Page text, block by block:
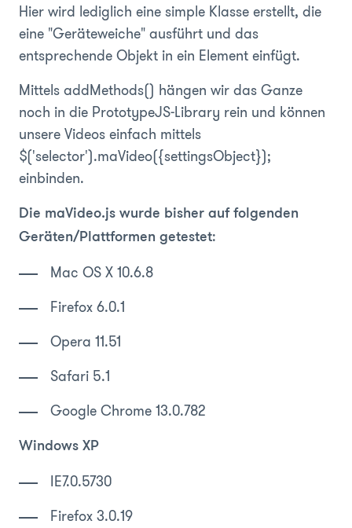
Hier wird lediglich eine simple Klasse erstellt, die
eine "Geräteweiche" ausführt und das
entsprechende Objekt in ein Element einfügt.
Mittels addMethods() hängen wir das Ganze
noch in die PrototypeJS-Library rein und können
unsere Videos einfach mittels
$('selector').maVideo({settingsObject});
einbinden.
Die maVideo.js wurde bisher auf folgenden
Geräten/Plattformen getestet:
Mac OS X 10.6.8
Firefox 6.0.1
Opera 11.51
Safari 5.1
Google Chrome 13.0.782
Windows XP
IE7.0.5730
Firefox 3.0.19